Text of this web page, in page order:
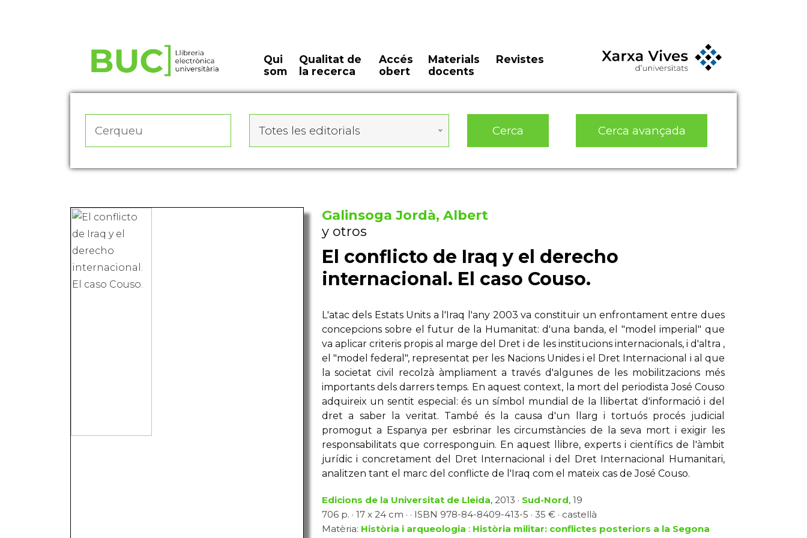
Qui
som
Qualitat de
la recerca
Accés
obert
Materials
docents
Revistes
Totes les editorials Cerca Cerca avançada
Galinsoga Jordà, Albert
y otros
El conflicto de Iraq y el derecho
internacional. El caso Couso.
L'atac dels Estats Units a l'Iraq l'any 2003 va constituir un enfrontament entre dues
concepcions sobre el futur de la Humanitat: d'una banda, el "model imperial" que
va aplicar criteris propis al marge del Dret i de les institucions internacionals, i d'altra ,
el "model federal", representat per les Nacions Unides i el Dret Internacional i al que
la societat civil recolzà àmpliament a través d'algunes de les mobilitzacions més
importants dels darrers temps. En aquest context, la mort del periodista José Couso
adquireix un sentit especial: és un símbol mundial de la llibertat d'informació i del
dret a saber la veritat. També és la causa d'un llarg i tortuós procés judicial
promogut a Espanya per esbrinar les circumstàncies de la seva mort i exigir les
responsabilitats que corresponguin. En aquest llibre, experts i científics de l'àmbit
jurídic i concretament del Dret Internacional i del Dret Internacional Humanitari,
analitzen tant el marc del conflicte de l'Iraq com el mateix cas de José Couso.
Edicions de la Universitat de Lleida, 2013 · Sud-Nord, 19
706 p. · 17 x 24 cm · · ISBN 978-84-8409-413-5 · 35 € · castellà
Matèria: Història i arqueologia : Història militar: conflictes posteriors a la Segona